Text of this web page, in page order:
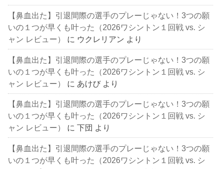
【鼻血出た】引退間際の選手のプレーじゃない！3つの願
いの１つが早くも叶った（2026ワシントン１回戦 vs. シ
ャン レビュー）
に ウクレリアン より
【鼻血出た】引退間際の選手のプレーじゃない！3つの願
いの１つが早くも叶った（2026ワシントン１回戦 vs. シ
ャン レビュー）
に あけび より
【鼻血出た】引退間際の選手のプレーじゃない！3つの願
いの１つが早くも叶った（2026ワシントン１回戦 vs. シ
ャン レビュー）
に下団 より
【鼻血出た】引退間際の選手のプレーじゃない！3つの願
いの１つが早くも叶った（2026ワシントン１回戦 vs. シ